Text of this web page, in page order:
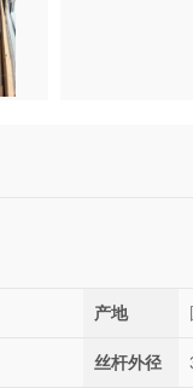
产地
丝杆外径